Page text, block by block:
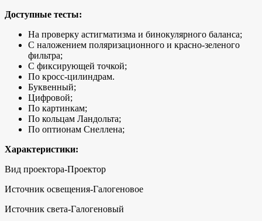
Доступные тесты:
На проверку астигматизма и бинокулярного баланса;
С наложением поляризационного и красно-зеленого
фильтра;
С фиксирующей точкой;
По кросс-цилиндрам.
Буквенный;
Цифровой;
По картинкам;
По кольцам Ландольта;
По оптионам Снеллена;
Характеристики:
Вид проектора-Проектор
Источник освещения-Галогеновое
Источник света-Галогеновый